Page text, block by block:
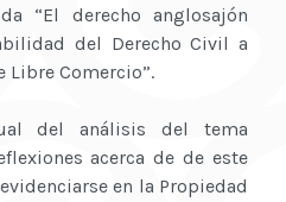
“El derecho anglosajón
del Derecho Civil a
Libre Comercio”.
del análisis del tema
acerca de de este
en la Propiedad